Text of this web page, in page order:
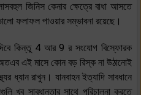
জিনিস কেনার ক্ষেত্রে বাধা আসতে
ফলাফল পাওয়ার সম্ভাবনা রয়েছে।
কিন্তু 4 আর 9 র সংযোগ বিস্ফোরক
এই মাসে কোন বড় রিস্ক না উঠানোই
ধ্যান রাখুন। যানবাহন ইত্যাদি সাবধানে
খুব সাবধানতার সাথে পরিচালনা করতে